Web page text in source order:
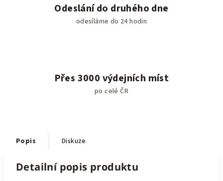
Odeslání do druhého dne
odesíláme do 24 hodin
Přes 3000 výdejních míst
po celé ČR
Popis Diskuze
Detailní popis produktu